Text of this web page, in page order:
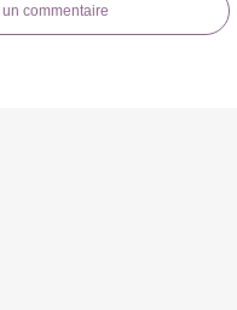
commentaire